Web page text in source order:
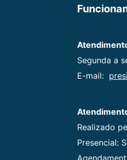
Segunda a
E-mail:
Realizado
Presencial: